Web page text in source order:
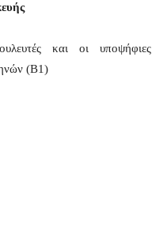
και οι υποψήφιες
(Β1)